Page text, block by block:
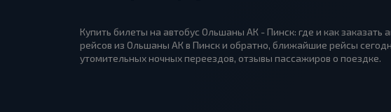
Купить билеты на автобус Ольшаны АК - Пинск: где и как
рейсов из Ольшаны АК в Пинск и обратно, ближайшие рейсы
утомительных ночных переездов, отзывы пассажиров о поездке.